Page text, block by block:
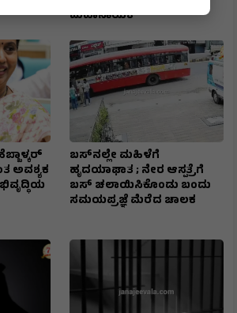
ಮಹಾನಾಯಕಿ
ಅವಶ್ಯಕ
ಬಸ್‌ನಲ್ಲೇ ಮಹಿಳೆಗೆ
ಹೃದಯಾಘಾತ ; ನೇರ ಆಸ್ಪತ್ರೆಗೆ
ಬಸ್‌ ಚಲಾಯಿಸಿಕೊಂಡು ಬಂದು
ಸಮಯಪ್ರಜ್ಞೆ ಮೆರೆದ ಚಾಲಕ